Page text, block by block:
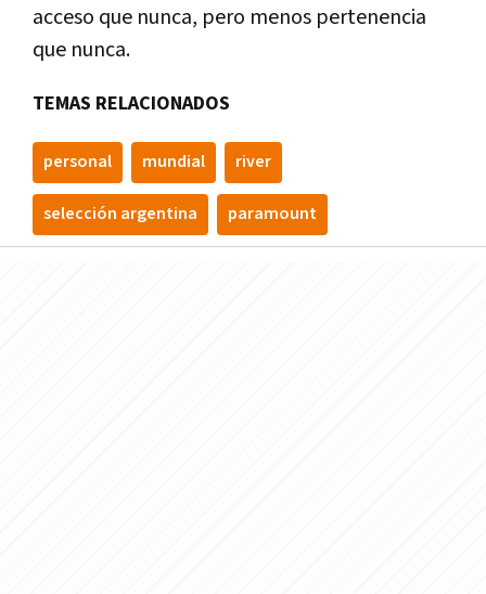
acceso que nunca, pero menos pertenencia
que nunca.
TEMAS RELACIONADOS
personal mundial river
selección argentina paramount